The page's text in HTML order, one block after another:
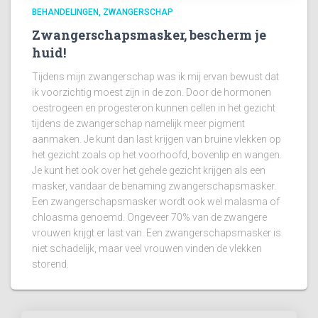
BEHANDELINGEN ZWANGERSCHAP
Zwangerschapsmasker, bescherm je
huid!
Tijdens mijn zwangerschap was ik mij ervan bewust dat
ik voorzichtig moest zijn in de zon. Door de hormonen
oestrogeen en progesteron kunnen cellen in het gezicht
tijdens de zwangerschap namelijk meer pigment
aanmaken. Je kunt dan last krijgen van bruine vlekken op
het gezicht zoals op het voorhoofd, bovenlip en wangen.
Je kunt het ook over het gehele gezicht krijgen als een
masker, vandaar de benaming zwangerschapsmasker.
Een zwangerschapsmasker wordt ook wel malasma of
chloasma genoemd. Ongeveer 70% van de zwangere
vrouwen krijgt er last van. Een zwangerschapsmasker is
niet schadelijk, maar veel vrouwen vinden de vlekken
storend.